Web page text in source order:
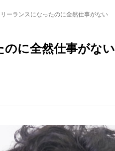
ーランスになったのに全然仕事がない
に全然仕事がない